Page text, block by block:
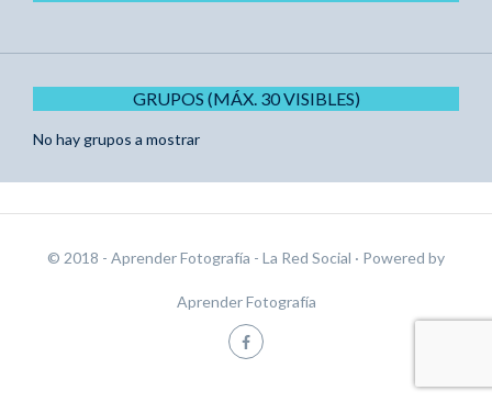
GRUPOS (MÁX. 30 VISIBLES)
No hay grupos a mostrar
© 2018 - Aprender Fotografía - La Red Social · Powered by
Aprender Fotografía